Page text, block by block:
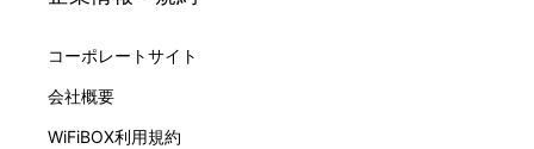
コーポレートサイト
会社概要
WiFiBOX利用規約